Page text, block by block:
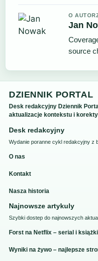
O
Jan
source
DZIENNIK PORTAL
Desk redakcyjny Dziennik
aktualizacje kontekstu i
Desk redakcyjny
Wydanie poranne cykl redakcyjny z
O nas
Kontakt
Nasza historia
Najnowsze artykuly
Szybki dostep do najnowszych
Forst na Netflix – serial i
Wyniki na żywo – najlepsze